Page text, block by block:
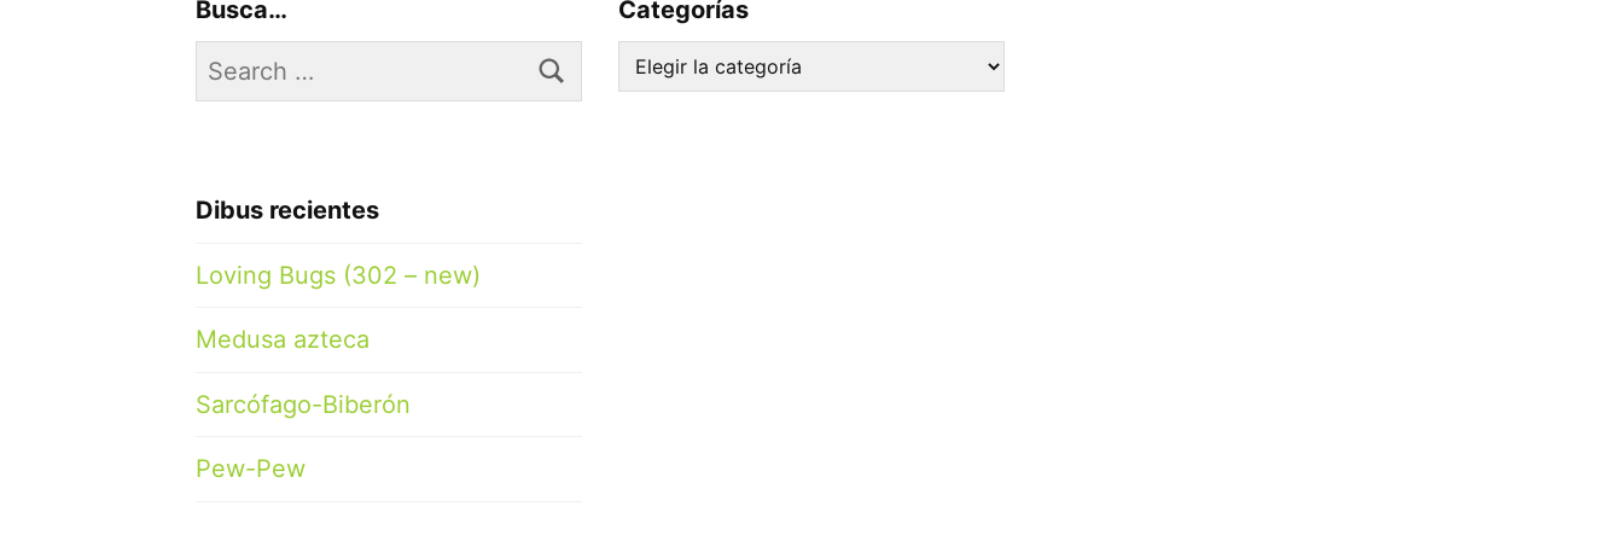
Busca…
Search
for:
Dibus recientes
Loving Bugs (302 – new)
Medusa azteca
Sarcófago-Biberón
Pew-Pew
Categorías
Categorías